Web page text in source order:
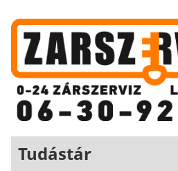
Tudástár